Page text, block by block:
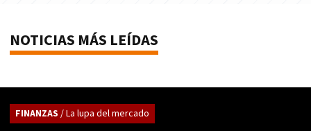
NOTICIAS MÁS LEÍDAS
FINANZAS / La lupa del mercado